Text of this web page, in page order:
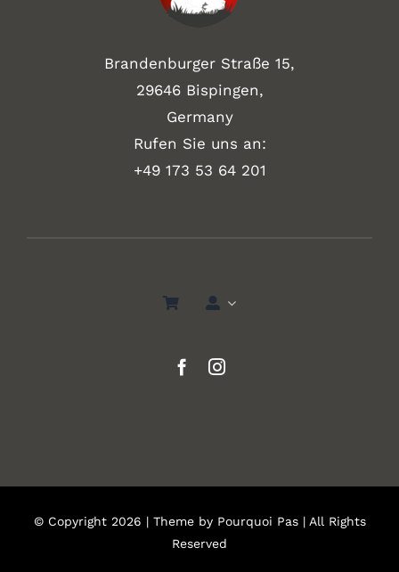
Brandenburger Straße 15,
29646 Bispingen,
Germany
Rufen Sie uns an:
+49 173 53 64 201
© Copyright 2026 | Theme by Pourquoi Pas| All Rights
Reserved